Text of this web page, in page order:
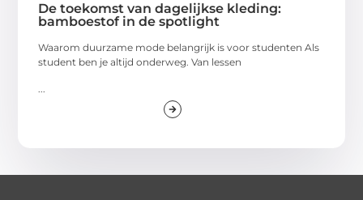
De toekomst van dagelijkse kleding:
bamboestof in de spotlight
Waarom duurzame mode belangrijk is voor studenten Als
student ben je altijd onderweg. Van lessen